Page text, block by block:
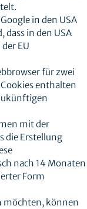
in den USA
dass in den USA
EU
für zwei
enthalten
mit der
die Erstellung
nach 14 Monaten
Form
möchten, können